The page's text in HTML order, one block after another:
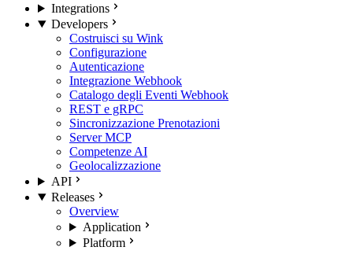
Integrations
Developers
Costruisci su Wink
Configurazione
Autenticazione
Integrazione Webhook
Catalogo degli Eventi Webhook
REST e gRPC
Sincronizzazione Prenotazioni
Server MCP
Competenze AI
Geolocalizzazione
API
Releases
Overview
Application
Platform